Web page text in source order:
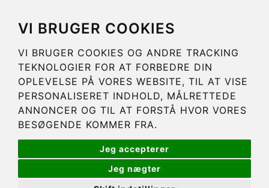
VI BRUGER COOKIES
VI BRUGER COOKIES OG ANDRE TRACKING
TEKNOLOGIER FOR AT FORBEDRE DIN
OPLEVELSE PÅ VORES WEBSITE, TIL AT VISE
PERSONALISERET INDHOLD, MÅLRETTEDE
ANNONCER OG TIL AT FORSTÅ HVOR VORES
BESØGENDE KOMMER FRA.
Jeg accepterer
Jeg nægter